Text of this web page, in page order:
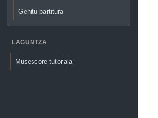
Gehitu partitura
LAGUNTZA
Musescore tutoriala